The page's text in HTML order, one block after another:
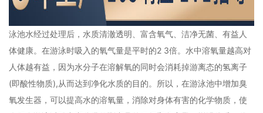
泳池水经过处理后，水质清澈透明、富含氧气、洁净无菌、有益人
体健康。在游泳时吸入的氧气量是平时的2 3倍。水中溶氧量越高对
人体越有益，因为水分子在溶解氧的同时会消耗掉游离态的氢离子
(即酸性物质),从而达到净化水质的目的。所以，在游泳池中增加臭
氧发生器，可以提高水的溶氧量，消除对身体有害的化学物质，使